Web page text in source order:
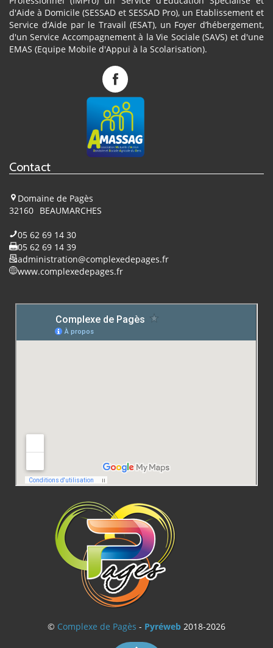
d'Aide à Domicile (SESSAD et SESSAD Pro), un Etablissement et
Service d’Aide par le Travail (ESAT), un Foyer d’hébergement,
d'un Service Accompagnement à la Vie Sociale (SAVS) et d'une
EMAS (Equipe Mobile d'Appui à la Scolarisation).
Complexe
Pagès
sur
Contact
Domaine de Pagès
32160 BEAUMARCHES
05 62 69 14 30
05 62 69 14 39
administration@complexedepages.fr
www.complexedepages.fr
© Complexe de Pagès - Pyréweb2018-2026